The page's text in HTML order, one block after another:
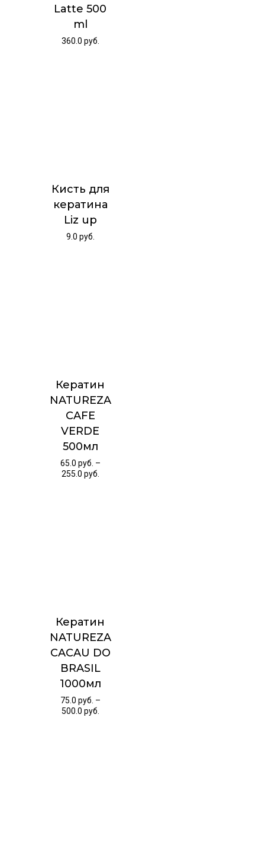
Latte 500
ml
360.0 руб.
Кисть для
кератина
Liz up
9.0 руб.
Кератин
NATUREZA
CAFE
VERDE
500мл
65.0 руб. –
255.0 руб.
Кератин
NATUREZA
CACAU DO
BRASIL
1000мл
75.0 руб. –
500.0 руб.